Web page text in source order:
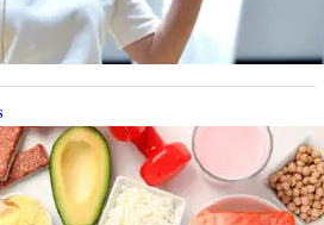
Cinco superalimentos de
que deberías sumar a tu dieta este mes